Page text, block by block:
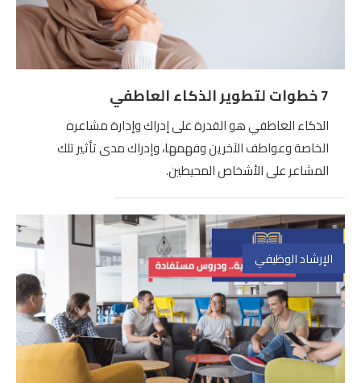
7 خطوات لتطوير الذكاء العاطفي
الذكاء العاطفي هو القدرة على إدراك وإدارة مشاعره
الخاصة وعواطف الآخرين وفهمها، وإدراك مدى تأثير تلك
المشاعر على الأشخاص المحيطين.
الإرشاد الوظيفي